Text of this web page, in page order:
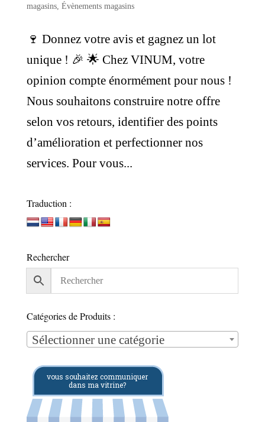
magasins, Évènements magasins
🍷 Donnez votre avis et gagnez un lot
unique ! 🎉 🌟 Chez VINUM, votre
opinion compte énormément pour nous !
Nous souhaitons construire notre offre
selon vos retours, identifier des points
d’amélioration et perfectionner nos
services. Pour vous...
Traduction :
Rechercher
Catégories de Produits :
Sélectionner une catégorie
vous souhaitez communiquer
dans ma vitrine?